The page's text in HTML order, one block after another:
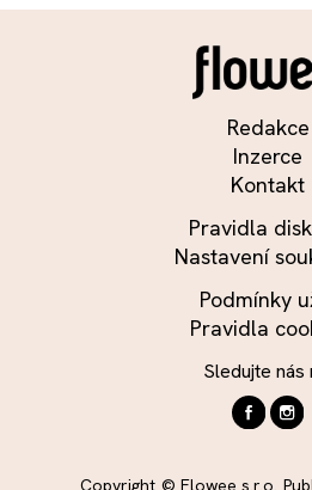
Redakce
Inzerce
Kontakt
Pravidla
Nastavení
Podmínky
Pravidla
Sledujte nás
Copyright © Flowee s.r.o.